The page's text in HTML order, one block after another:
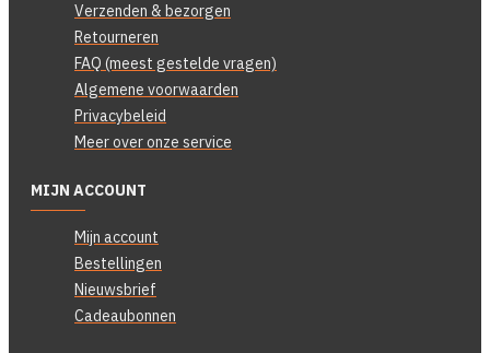
Verzenden & bezorgen
Retourneren
FAQ (meest gestelde vragen)
Algemene voorwaarden
Privacybeleid
Meer over onze service
MIJN ACCOUNT
Mijn account
Bestellingen
Nieuwsbrief
Cadeaubonnen